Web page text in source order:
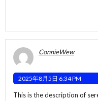
ConnieWew
2025年8月5日 6:34 PM
This is the description of